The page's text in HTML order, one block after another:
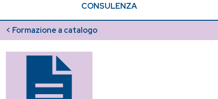
CONSULENZA
< Formazione a catalogo